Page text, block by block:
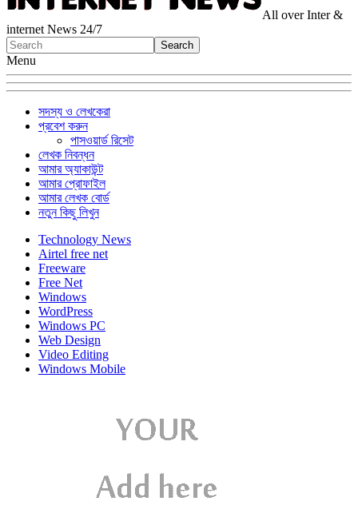
All over Inter &
internet News 24/7
Menu
সদস্য ও লেখকেরা
প্রবেশ করুন
পাসওয়ার্ড রিসেট
লেখক নিবন্ধন
আমার অ্যাকাউন্ট
আমার প্রোফাইল
আমার লেখক বোর্ড
নতুন কিছু লিখুন
Technology News
Airtel free net
Freeware
Free Net
Windows
WordPress
Windows PC
Web Design
Video Editing
Windows Mobile